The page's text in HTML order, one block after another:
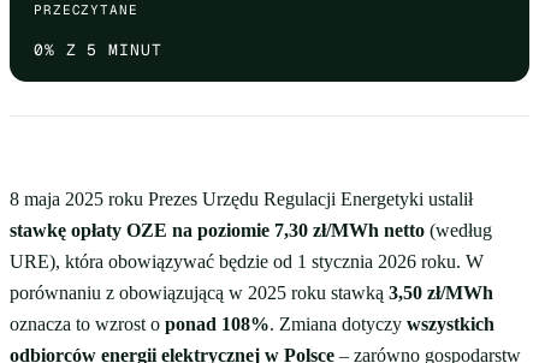
PRZECZYTANE
0% Z 5 MINUT
8 maja 2025 roku Prezes Urzędu Regulacji Energetyki ustalił
stawkę opłaty OZE na poziomie 7,30 zł/MWh netto (według
URE), która obowiązywać będzie od 1 stycznia 2026 roku. W
porównaniu z obowiązującą w 2025 roku stawką 3,50 zł/MWh
oznacza to wzrost o ponad 108%. Zmiana dotyczy wszystkich
odbiorców energii elektrycznej w Polsce – zarówno gospodarstw